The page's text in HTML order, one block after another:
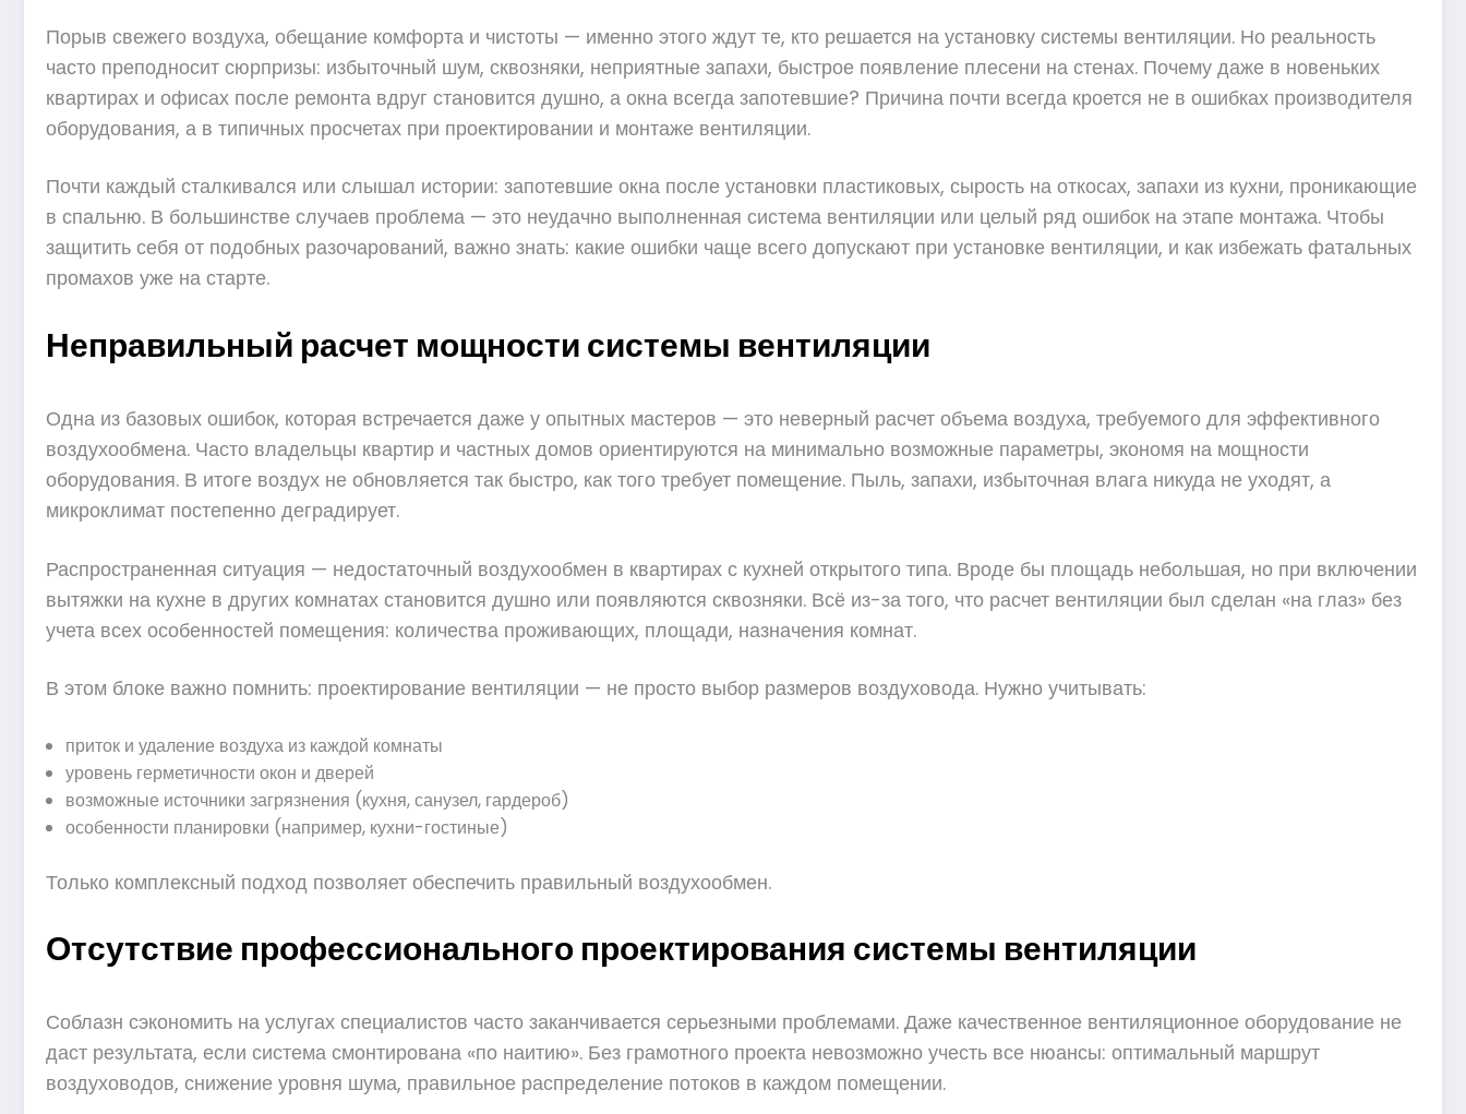
Порыв свежего воздуха, обещание комфорта и чистоты — именно этого ждут те, кто решается на установку системы вентиляции. Но реальность
часто преподносит сюрпризы: избыточный шум, сквозняки, неприятные запахи, быстрое появление плесени на стенах. Почему даже в новеньких
квартирах и офисах после ремонта вдруг становится душно, а окна всегда запотевшие? Причина почти всегда кроется не в ошибках производителя
оборудования, а в типичных просчетах при проектировании и монтаже вентиляции.
Почти каждый сталкивался или слышал истории: запотевшие окна после установки пластиковых, сырость на откосах, запахи из кухни, проникающие
в спальню. В большинстве случаев проблема — это неудачно выполненная система вентиляции или целый ряд ошибок на этапе монтажа. Чтобы
защитить себя от подобных разочарований, важно знать: какие ошибки чаще всего допускают при установке вентиляции, и как избежать фатальных
промахов уже на старте.
Неправильный расчет мощности системы вентиляции
Одна из базовых ошибок, которая встречается даже у опытных мастеров — это неверный расчет объема воздуха, требуемого для эффективного
воздухообмена. Часто владельцы квартир и частных домов ориентируются на минимально возможные параметры, экономя на мощности
оборудования. В итоге воздух не обновляется так быстро, как того требует помещение. Пыль, запахи, избыточная влага никуда не уходят, а
микроклимат постепенно деградирует.
Распространенная ситуация — недостаточный воздухообмен в квартирах с кухней открытого типа. Вроде бы площадь небольшая, но при включении
вытяжки на кухне в других комнатах становится душно или появляются сквозняки. Всё из-за того, что расчет вентиляции был сделан «на глаз» без
учета всех особенностей помещения: количества проживающих, площади, назначения комнат.
В этом блоке важно помнить: проектирование вентиляции — не просто выбор размеров воздуховода. Нужно учитывать:
приток и удаление воздуха из каждой комнаты
уровень герметичности окон и дверей
возможные источники загрязнения (кухня, санузел, гардероб)
особенности планировки (например, кухни-гостиные)
Только комплексный подход позволяет обеспечить правильный воздухообмен.
Отсутствие профессионального проектирования системы вентиляции
Соблазн сэкономить на услугах специалистов часто заканчивается серьезными проблемами. Даже качественное вентиляционное оборудование не
даст результата, если система смонтирована «по наитию». Без грамотного проекта невозможно учесть все нюансы: оптимальный маршрут
воздуховодов, снижение уровня шума, правильное распределение потоков в каждом помещении.